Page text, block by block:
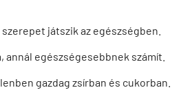
játszik az egészségben.
egészségesebbnek számít.
gazdag zsírban és cukorban.